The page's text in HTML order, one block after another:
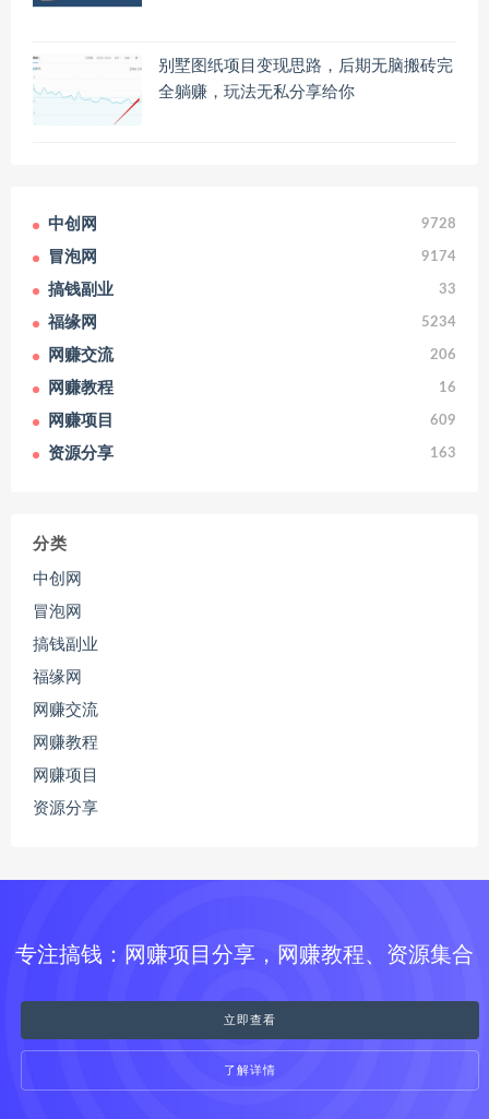
别墅图纸项目变现思路，后期无脑搬砖完
全躺赚，玩法无私分享给你
中创网 9728
冒泡网 9174
搞钱副业 33
福缘网 5234
网赚交流 206
网赚教程 16
网赚项目 609
资源分享 163
分类
中创网
冒泡网
搞钱副业
福缘网
网赚交流
网赚教程
网赚项目
资源分享
专注搞钱：网赚项目分享，网赚教程、资源集合
立即查看
了解详情